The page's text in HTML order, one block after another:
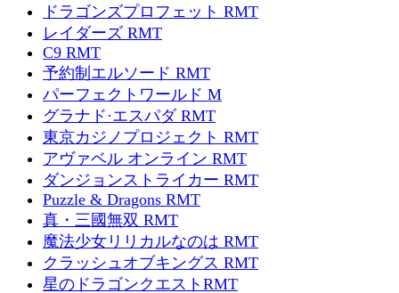
ドラゴンズプロフェット RMT
レイダーズ RMT
C9 RMT
予約制エルソード RMT
パーフェクトワールド M
グラナド·エスパダ RMT
東京カジノプロジェクト RMT
アヴァベル オンライン RMT
ダンジョンストライカー RMT
Puzzle & Dragons RMT
真・三國無双 RMT
魔法少女リリカルなのは RMT
クラッシュオブキングス RMT
星のドラゴンクエストRMT